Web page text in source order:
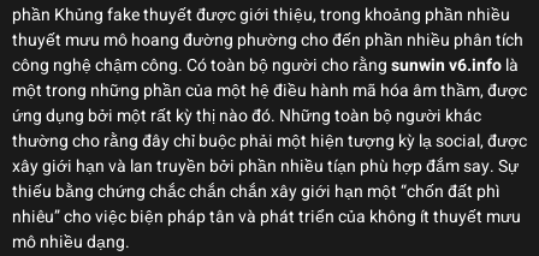
phần Khủng fake thuyết được giới thiệu, trong khoảng phần nhiều
thuyết mưu mô hoang đường phường cho đến phần nhiều phân tích
công nghệ chậm công. Có toàn bộ người cho rằngsunwin v6.infolà
một trong những phần của một hệ điều hành mã hóa âm thầm, được
ứng dụng bởi một rất kỳ thị nào đó. Những toàn bộ người khác
thường cho rằng đây chỉ buộc phải một hiện tượng kỳ lạ social, được
xây giới hạn và lan truyền bởi phần nhiều tíạn phù hợp đắm say. Sự
thiếu bằng chứng chắc chắn chắn xây giới hạn một “chốn đất phì
nhiêu” cho việc biện pháp tân và phát triển của không ít thuyết mưu
mô nhiều dạng.